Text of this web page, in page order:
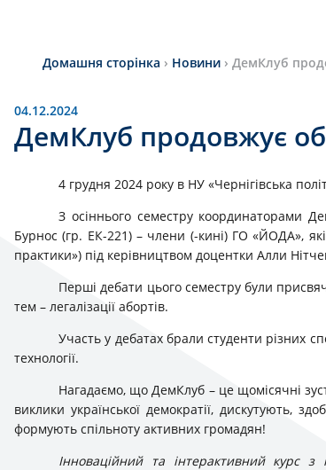
Домашня сторінка › Новини › ДемКлуб
04.12.2024
ДемКлуб продовжує
4 грудня 2024 року в НУ «Чернігівська
З осіннього семестру координаторами
Бурнос (гр. ЕК-221) – члени (-кині) ГО «ЙОДА»,
практики») під керівництвом доцентки Алли
Перші дебати цього семестру були
тем – легалізації абортів.
Участь у дебатах брали студенти різних
технології.
Нагадаємо, що ДемКлуб – це щомісячні
виклики української демократії, дискутують,
формують спільноту активних громадян!
Інноваційний та інтерактивний курс з